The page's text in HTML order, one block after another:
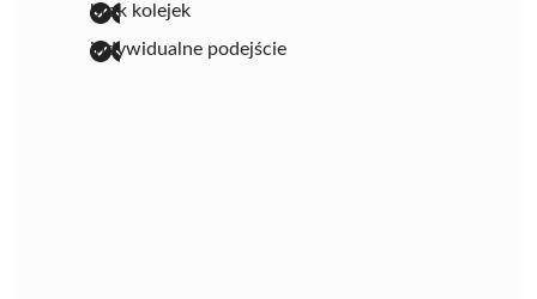
brak kolejek
indywidualne podejście